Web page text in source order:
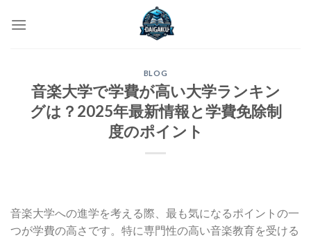
BLOG
音楽大学で学費が高い大学ランキン
グは？2025年最新情報と学費免除制
度のポイント
音楽大学への進学を考える際、最も気になるポイントの一
つが学費の高さです。特に専門性の高い音楽教育を受ける